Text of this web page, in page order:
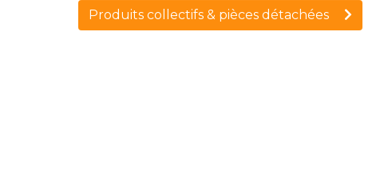
Produits collectifs & pièces détachées